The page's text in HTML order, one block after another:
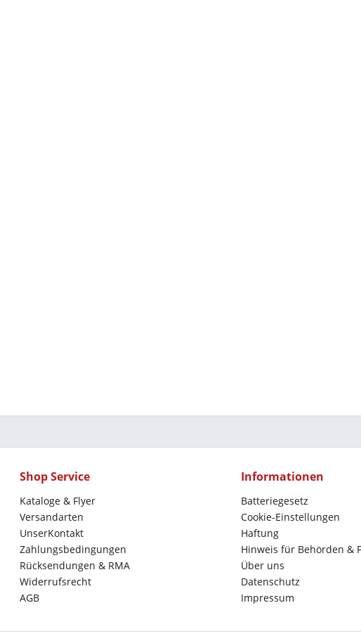
Shop Service
Kataloge & Flyer
Versandarten
UnserKontakt
Zahlungsbedingungen
Rücksendungen & RMA
Widerrufsrecht
AGB
Informationen
Batteriegesetz
Cookie-Einstellungen
Haftung
Hinweis für Behörden &
Über uns
Datenschutz
Impressum